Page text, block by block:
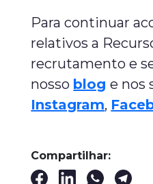
Para continuar
relativos a
recrutamento e
nosso blog e nos
Instagram,
Compartilhar: